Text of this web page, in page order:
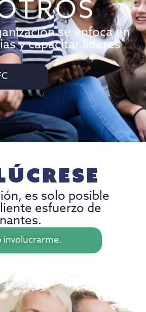
se enfoca en
y capacitar líderes
es solo posible
esfuerzo de
involucrarme.